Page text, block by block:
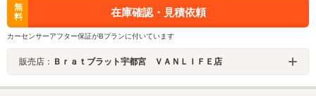
無
料
在庫確認・見積依頼
カーセンサーアフター保証がBプランに付いています
販売店： Ｂｒａｔブラット宇都宮 ＶＡＮＬＩＦＥ店